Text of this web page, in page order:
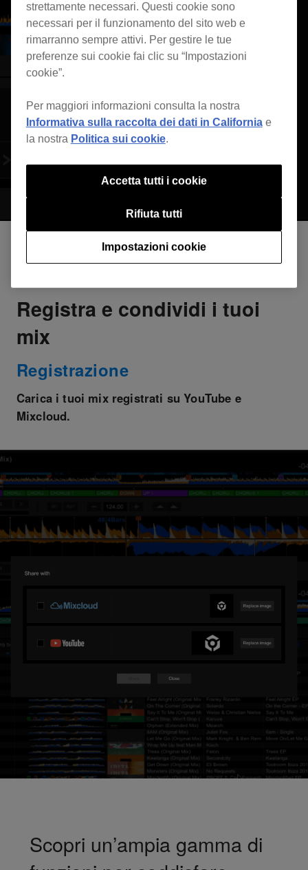
Registra e condividi i tuoi
mix
Registrazione
Carica i tuoi mix registrati su YouTube e
Mixcloud.
Scopri un’ampia gamma di
strettamente necessari. Questi cookie sono
necessari per il funzionamento del sito web e
rimarranno sempre attivi. Per gestire le tue
preferenze sui cookie fai clic su “Impostazioni
cookie”.
Per maggiori informazioni consulta la nostra
Informativa sulla raccolta dei dati in Californiae
la nostra Politica sui cookie.
Impostazioni cookie
Rifiuta tutti
Accetta tutti i cookie